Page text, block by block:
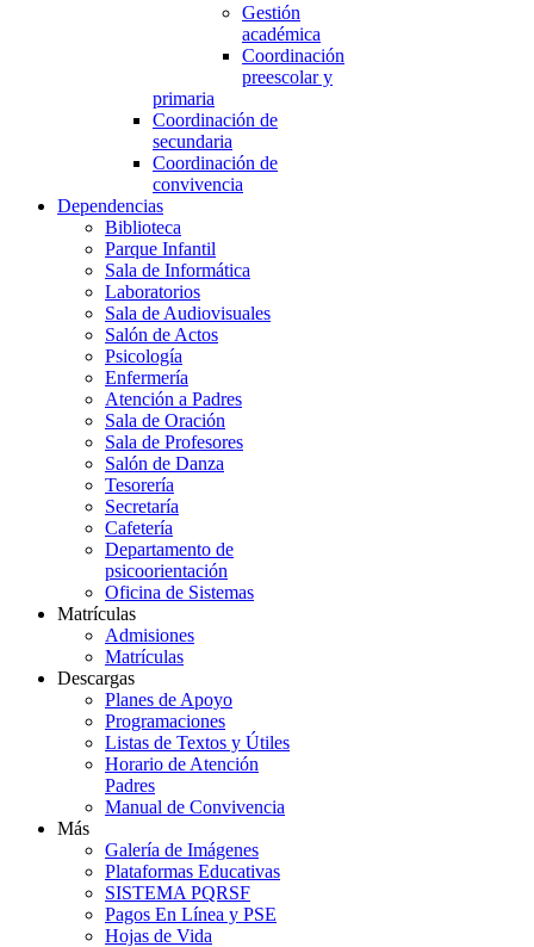
Gestión
académica
Coordinación
preescolar y
primaria
Coordinación de
secundaria
Coordinación de
convivencia
Dependencias
Biblioteca
Parque Infantil
Sala de Informática
Laboratorios
Sala de Audiovisuales
Salón de Actos
Psicología
Enfermería
Atención a Padres
Sala de Oración
Sala de Profesores
Salón de Danza
Tesorería
Secretaría
Cafetería
Departamento de
psicoorientación
Oficina de Sistemas
Matrículas
Admisiones
Matrículas
Descargas
Planes de Apoyo
Programaciones
Listas de Textos y Útiles
Horario de Atención
Padres
Manual de Convivencia
Más
Galería de Imágenes
Plataformas Educativas
SISTEMA PQRSF
Pagos En Línea y PSE
Hojas de Vida